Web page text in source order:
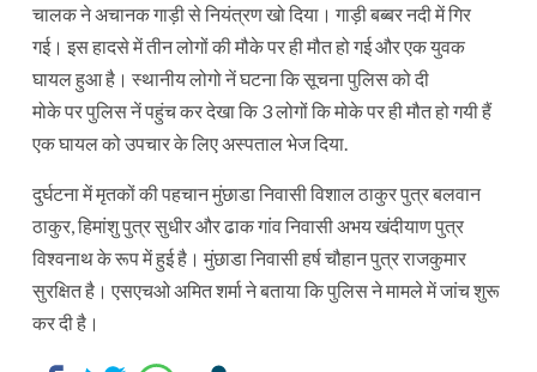
चालक ने अचानक गाड़ी से नियंत्रण खो दिया। गाड़ी बब्बर नदी में गिर
गई। इस हादसे में तीन लोगों की मौके पर ही मौत हो गई और एक युवक
घायल हुआ है। स्थानीय लोगो नें घटना कि सूचना पुलिस को दी
मोके पर पुलिस नें पहुंच कर देखा कि 3 लोगों कि मोके पर ही मौत हो गयी हैं
एक घायल को उपचार के लिए अस्पताल भेज दिया.
दुर्घटना में मृतकों की पहचान मुंछाडा निवासी विशाल ठाकुर पुत्र बलवान
ठाकुर, हिमांशु पुत्र सुधीर और ढाक गांव निवासी अभय खंदीयाण पुत्र
विश्वनाथ के रूप में हुई है। मुंछाडा निवासी हर्ष चौहान पुत्र राजकुमार
सुरक्षित है। एसएचओ अमित शर्मा ने बताया कि पुलिस ने मामले में जांच शुरू
कर दी है।